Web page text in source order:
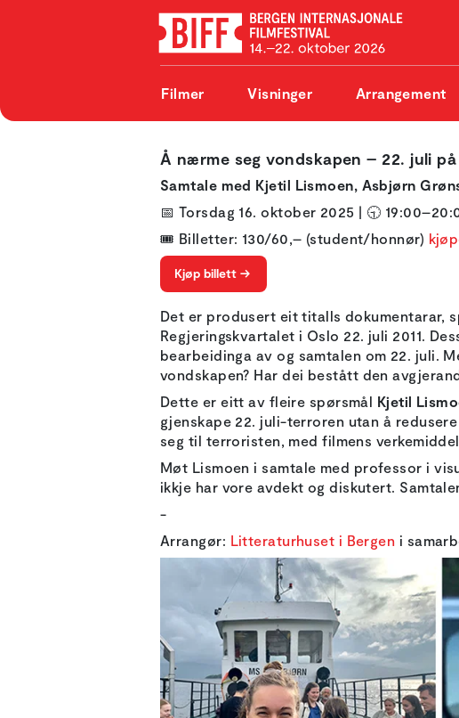
Filmer Visninger Arrangement
Å nærme seg vondskapen – 22. juli
Samtale med Kjetil Lismoen, Asbjørn
📅 Torsdag 16. oktober 2025 | 🕤
🎟️ Billetter: 130/60,– (student/honnør)
Kjøp billett ->
Det er produsert eit titalls dokumentarar,
Regjeringskvartalet i Oslo 22. juli 2011.
bearbeidinga av og samtalen om 22. juli.
vondskapen? Har dei bestått den
Dette er eitt av fleire spørsmål Kjetil
gjenskape 22. juli-terroren utan å
seg til terroristen, med filmens
Møt Lismoen i samtale med professor i
ikkje har vore avdekt og diskutert.
-
Arrangør: Litteraturhuset i Bergen i